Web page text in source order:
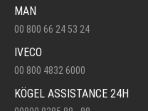
MAN
00 800 66 24 53 24
IVECO
00 800 4832 6000
KÖGEL ASSISTANCE 24H